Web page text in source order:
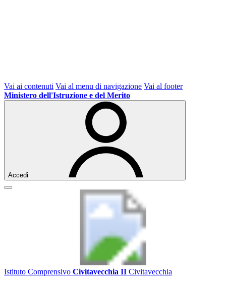
Vai ai contenuti Vai al menu di navigazione Vai al footer
Ministero dell'Istruzione e del Merito
Accedi
Istituto Comprensivo Civitavecchia II Civitavecchia